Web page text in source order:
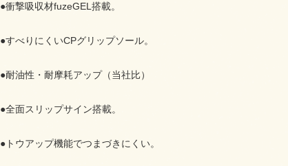
●衝撃吸収材fuzeGEL搭載。
●すべりにくいCPグリップソール。
●耐油性・耐摩耗アップ（当社比）
●全面スリップサイン搭載。
●トウアップ機能でつまづきにくい。